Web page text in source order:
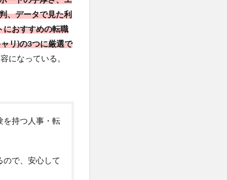
、データで見た利
におすすめの転職
リ)の3つに厳選で
になっている。
を持つ人事・転
ので、安心して